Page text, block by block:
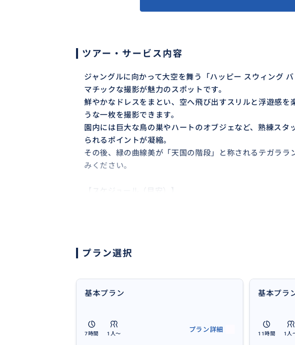
ツアー・サービス内容
ジャングルに向かって大空を舞う「ハッピー スウィング
マチックな撮影が魅力のスポットです。
鮮やかなドレスをまとい、空へ飛び出すスリルと浮遊感を
うな一枚を撮影できます。
園内には巨大な鳥の巣やハートのオブジェなど、熟練スタ
られるポイントが凝縮。
その後、緑の曲線美が「天国の階段」と称されるテガララ
みください。
12:00 テガララン ライステラス
↓
12:30 ランチタイム
16:00 ホテル到着
プラン選択
基本プラン
7時間 1人〜
プラン詳細
基本プラ
11時間 1人